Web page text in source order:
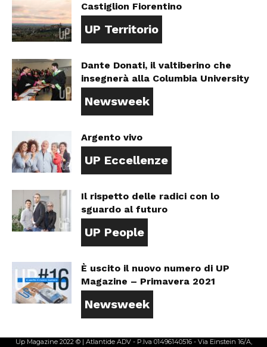
Castiglion Fiorentino
UP Territorio
Dante Donati, il valtiberino che
insegnerà alla Columbia University
Newsweek
Argento vivo
UP Eccellenze
Il rispetto delle radici con lo
sguardo al futuro
UP People
È uscito il nuovo numero di UP
Magazine – Primavera 2021
Newsweek
Up Magazine 2022 © | Atlantide ADV - P.Iva 01496140516 - Via Einstein 16/A,